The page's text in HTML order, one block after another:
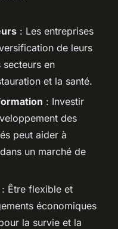
: Les entreprises
de leurs
en
et la santé.
: Investir
des
peut aider à
un marché de
: Être flexible et
économiques
la survie et la